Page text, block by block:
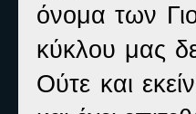
όνομα των
κύκλου μας
Ούτε και